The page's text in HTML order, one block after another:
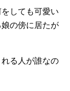
しても可愛い
の傍に居たが
る人が誰なの